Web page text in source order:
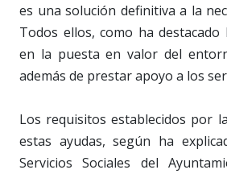
es una solución definitiva a la
Todos ellos, como ha destacado
en la puesta en valor del
además de prestar apoyo a los
Los requisitos establecidos por
estas ayudas, según ha
Servicios Sociales del